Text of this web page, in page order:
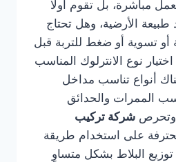
مباشرة، بل تقوم أولًا
الأرضية، وهل تحتاج
أو تسوية أو ضغط للتربة قبل
نوع الانترلوك المناسب
أنواع تناسب مداخل
الممرات والحدائق
وتحرص شركة تركيب
على استخدام طريقة
البلاط بشكل متساوٍ